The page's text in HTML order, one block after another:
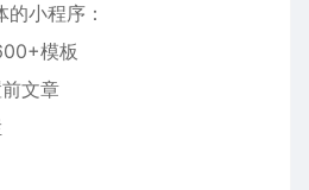
小程序：
模板
文章